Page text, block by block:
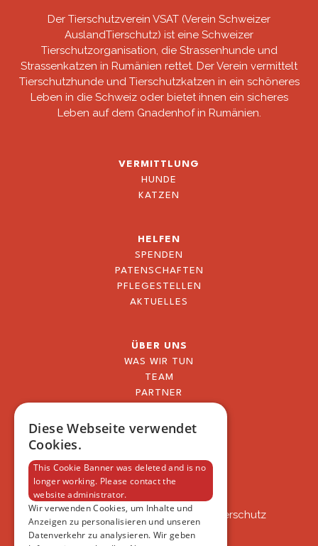
Der Tierschutzverein VSAT (Verein Schweizer
AuslandTierschutz) ist eine Schweizer
Tierschutzorganisation, die Strassenhunde und
Strassenkatzen in Rumänien rettet. Der Verein vermittelt
Tierschutzhunde und Tierschutzkatzen in ein schöneres
Leben in die Schweiz oder bietet ihnen ein sicheres
Leben auf dem Gnadenhof in Rumänien.
VERMITTLUNG
HUNDE
KATZEN
HELFEN
SPENDEN
PATENSCHAFTEN
PFLEGESTELLEN
AKTUELLES
ÜBER UNS
WAS WIR TUN
TEAM
PARTNER
FAQ
VSAT
VSAT - Verein Schweizer Auslandtierschutz
Oberlangnauerstrasse 13b
Diese Webseite verwendet
Cookies.
This Cookie Banner was deleted and is no
longer working. Please contact the
website administrator.
Wir verwenden Cookies, um Inhalte und
Anzeigen zu personalisieren und unseren
Datenverkehr zu analysieren. Wir geben